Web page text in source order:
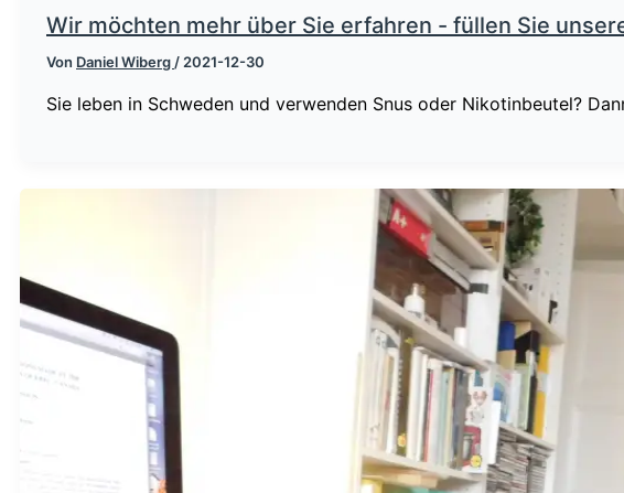
Wir möchten mehr über Sie erfahren - füllen Sie
Von Daniel Wiberg / 2021-12-30
Sie leben in Schweden und verwenden Snus oder Nikotinbeutel?